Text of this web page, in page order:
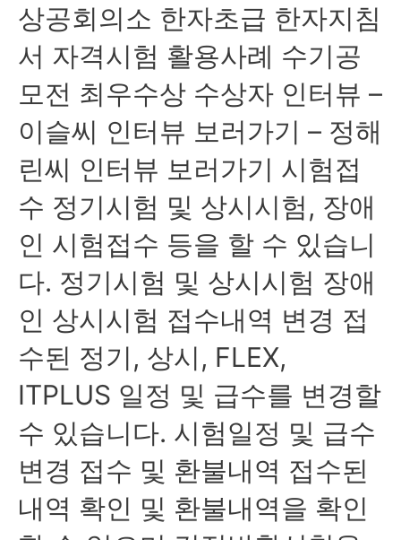
상공회의소 한자초급 한자지침
서 자격시험 활용사례 수기공
모전 최우수상 수상자 인터뷰 –
이슬씨 인터뷰 보러가기 – 정해
린씨 인터뷰 보러가기 시험접
수 정기시험 및 상시시험, 장애
인 시험접수 등을 할 수 있습니
다. 정기시험 및 상시시험 장애
인 상시시험 접수내역 변경 접
수된 정기, 상시, FLEX,
ITPLUS 일정 및 급수를 변경할
수 있습니다. 시험일정 및 급수
변경 접수 및 환불내역 접수된
내역 확인 및 환불내역을 확인